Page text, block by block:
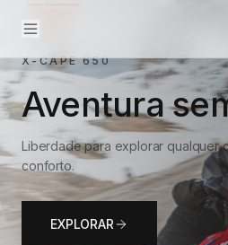
X-CAPE 650
Aventura
Liberdade para explorar qualquer
conforto.
EXPLORAR